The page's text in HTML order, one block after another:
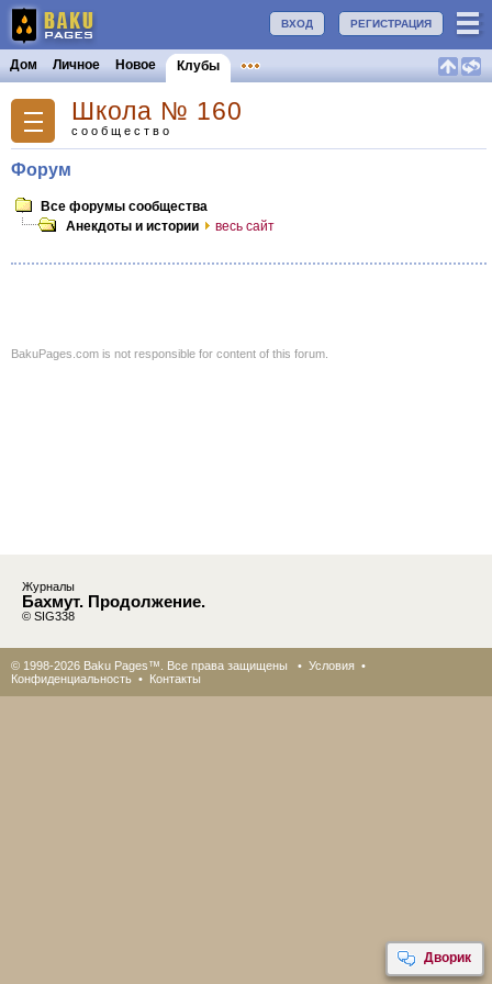
РЕГИСТРАЦИЯ
ВХОД
Дом Личное Новое Клубы
Школа № 160
сообщество
Форум
Все форумы сообщества
Анекдоты и истории
весь сайт
BakuPages.com is not responsible for content of this forum.
Дворик
Журналы
Бахмут. Продолжение.
© SIG338
© 1998-2026 Baku Pages™. Все права защищены • Условия •
Конфиденциальность • Контакты